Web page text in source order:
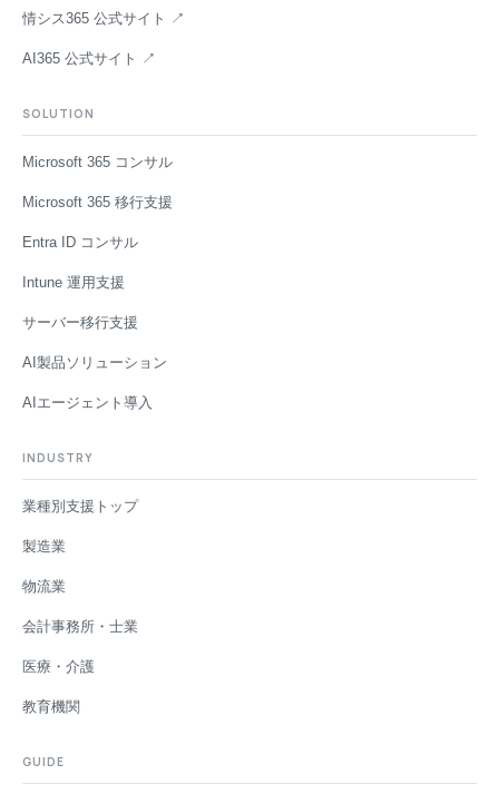
情シス365 公式サイト ↗
AI365 公式サイト ↗
SOLUTION
Microsoft 365 コンサル
Microsoft 365 移行支援
Entra ID コンサル
Intune 運用支援
サーバー移行支援
AI製品ソリューション
AIエージェント導入
INDUSTRY
業種別支援トップ
製造業
物流業
会計事務所・士業
医療・介護
教育機関
GUIDE